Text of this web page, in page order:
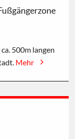
500m langen
Mehr